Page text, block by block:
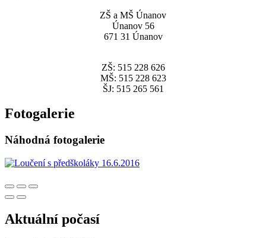
ZŠ a MŠ Únanov
Únanov 56
671 31 Únanov
ZŠ: 515 228 626
MŠ: 515 228 623
ŠJ: 515 265 561
Fotogalerie
Náhodná fotogalerie
Aktuální počasí